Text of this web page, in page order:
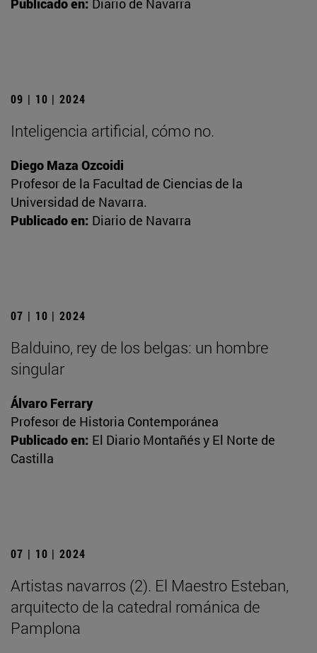
Publicado en: Diario de Navarra
09 | 10 | 2024
Inteligencia artificial, cómo no.
Diego Maza Ozcoidi
Profesor de la Facultad de Ciencias de la
Universidad de Navarra.
Publicado en: Diario de Navarra
07 | 10 | 2024
Balduino, rey de los belgas: un hombre
singular
Álvaro Ferrary
Profesor de Historia Contemporánea
Publicado en: El Diario Montañés y El Norte de
Castilla
07 | 10 | 2024
Artistas navarros (2). El Maestro Esteban,
arquitecto de la catedral románica de
Pamplona